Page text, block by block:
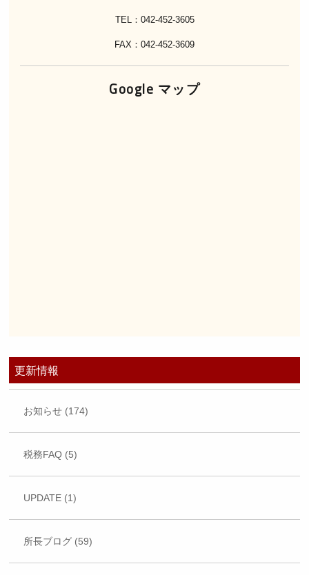
TEL：042-452-3605
FAX：042-452-3609
Google マップ
更新情報
お知らせ (174)
税務FAQ (5)
UPDATE (1)
所長ブログ (59)